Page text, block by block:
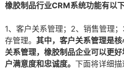
橡胶制品行业CRM系统功能有以下
1、客户关系管理；2、销售管理
存管理。 其中，客户关系管理是
关系管理，橡胶制品企业可以更
户满意度和忠诚度。 下面将详细描